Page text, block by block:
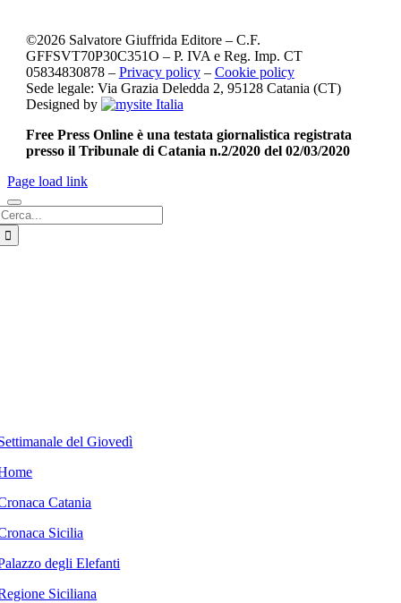
©2026Salvatore Giuffrida Editore – C.F.
GFFSVT70P30C351O – P. IVA e Reg. Imp. CT
05834830878 – Privacy policy– Cookie policy
Sede legale: Via Grazia Deledda 2, 95128 Catania (CT)
Designed by
Free Press Online è una testata giornalistica registrata
presso il Tribunale di Catania n.2/2020 del 02/03/2020
Page load link
del Giovedì
Catania
Sicilia
degli Elefanti
Siciliana